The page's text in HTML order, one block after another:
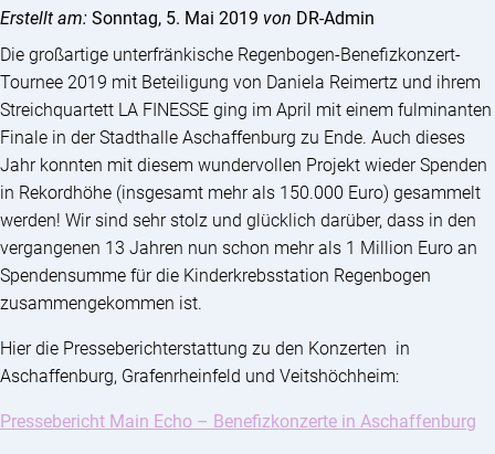
Erstellt am: Sonntag, 5. Mai 2019 von DR-Admin
Die großartige unterfränkische Regenbogen-Benefizkonzert-
Tournee 2019 mit Beteiligung von Daniela Reimertz und ihrem
Streichquartett LA FINESSE ging im April mit einem fulminanten
Finale in der Stadthalle Aschaffenburg zu Ende. Auch dieses
Jahr konnten mit diesem wundervollen Projekt wieder Spenden
in Rekordhöhe (insgesamt mehr als 150.000 Euro) gesammelt
werden! Wir sind sehr stolz und glücklich darüber, dass in den
vergangenen 13 Jahren nun schon mehr als 1 Million Euro an
Spendensumme für die Kinderkrebsstation Regenbogen
zusammengekommen ist.
Hier die Presseberichterstattung zu den Konzerten in
Aschaffenburg, Grafenrheinfeld und Veitshöchheim:
Pressebericht Main Echo – Benefizkonzerte in Aschaffenburg